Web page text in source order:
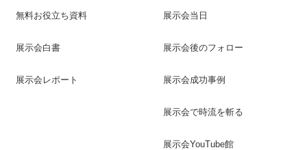
無料お役立ち資料
展示会白書
展示会レポート
展示会当日
展示会後のフォロー
展示会成功事例
展示会で時流を斬る
展示会YouTube館